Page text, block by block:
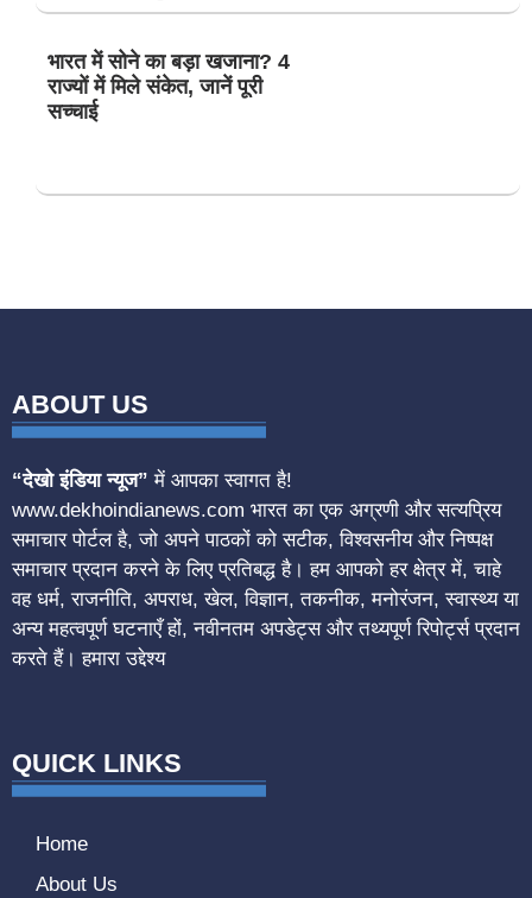
भारत में सोने का बड़ा खजाना? 4
राज्यों में मिले संकेत, जानें पूरी
सच्चाई
ABOUT US
“देखो इंडिया न्यूज” में आपका स्वागत है!
www.dekhoindianews.com भारत का एक अग्रणी और सत्यप्रिय
समाचार पोर्टल है, जो अपने पाठकों को सटीक, विश्वसनीय और निष्पक्ष
समाचार प्रदान करने के लिए प्रतिबद्ध है। हम आपको हर क्षेत्र में, चाहे
वह धर्म, राजनीति, अपराध, खेल, विज्ञान, तकनीक, मनोरंजन, स्वास्थ्य या
अन्य महत्वपूर्ण घटनाएँ हों, नवीनतम अपडेट्स और तथ्यपूर्ण रिपोर्ट्स प्रदान
करते हैं। हमारा उद्देश्य
QUICK LINKS
Home
About Us